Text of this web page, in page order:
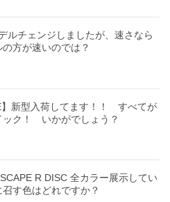
ルチェンジしましたが、速さなら
方が速いのでは？
】新型入荷してます！！ すべてが
ック！ いかがでしょう？
R DISC 全カラー展示してい
す色はどれですか？